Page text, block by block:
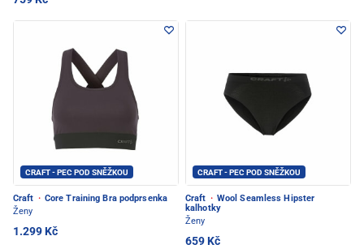
CRAFT - PEC POD SNĚŽKOU
Craft · Core Training Bra podprsenka
Ženy
1.299 Kč
CRAFT - PEC POD SNĚŽKOU
Craft · Wool Seamless Hipster
kalhotky
Ženy
659 Kč